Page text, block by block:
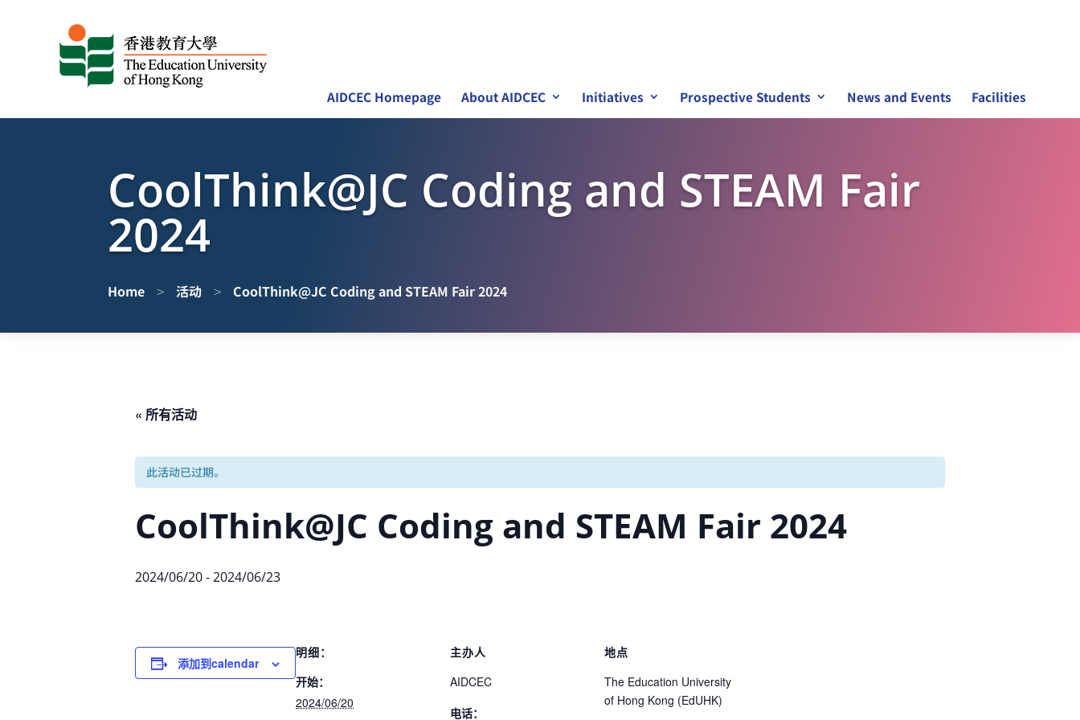
AIDCEC Homepage About AIDCEC Initiatives Prospective Students News and Events Facilities
CoolThink@JC Coding and STEAM Fair
2024
Home > 活动 > CoolThink@JC Coding and STEAM Fair 2024
« 所有活动
此活动已过期。
CoolThink@JC Coding and STEAM Fair 2024
2024/06/20-2024/06/23
添加到calendar
明细：
开始：
2024/06/20
主办人
AIDCEC
电话：
地点
The Education University
of Hong Kong (EdUHK)